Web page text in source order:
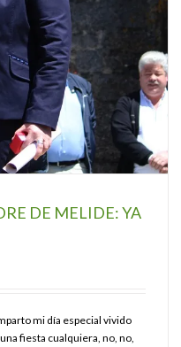
DE MELIDE: YA
mi día especial vivido
fiesta cualquiera, no, no,